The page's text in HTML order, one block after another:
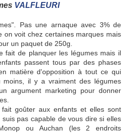
VALFLEURI
Pas une arnaque avec 3% de
on voit chez certaines marques mais
un paquet de 250g.
fait de planquer les légumes mais il
passent tous par des phases
matière d'opposition à tout ce qui
il y a vraiment des légumes
argument marketing pour donner
goûter aux enfants et elles sont
pas capable de vous dire si elles
ou Auchan (les 2 endroits